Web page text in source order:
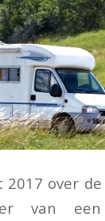
over
van een